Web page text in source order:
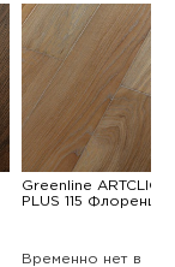
Greenline ARTCLICK
PLUS 115 Флоренция
Временно нет в